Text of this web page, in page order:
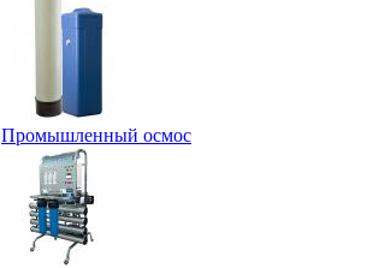
Промышленный осмос